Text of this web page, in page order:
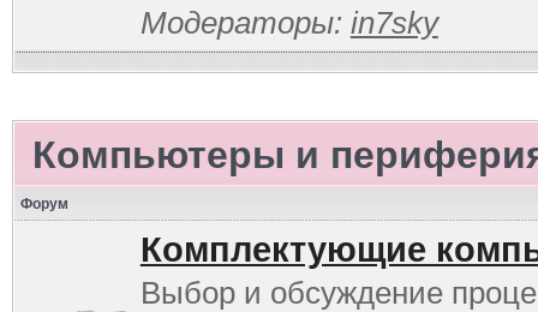
Модераторы: in7sky
Компьютеры и
Форум
Комплектующие
Выбор и обсуждение